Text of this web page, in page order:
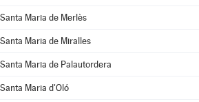
Santa Maria de Merlès
Santa Maria de Miralles
Santa Maria de Palautordera
Santa Maria d'Oló